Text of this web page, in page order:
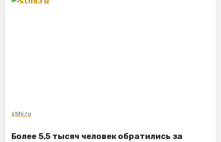
stihi.ru
Более 5,5 тысяч человек обратились за